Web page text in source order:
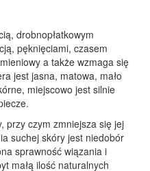
drobnopłatkowym
pęknięciami, czasem
a także wzmaga się
jest jasna, matowa, mało
miejscowo jest silnie
przy czym zmniejsza się jej
suchej skóry jest niedobór
sprawność wiązania i
małą ilość naturalnych